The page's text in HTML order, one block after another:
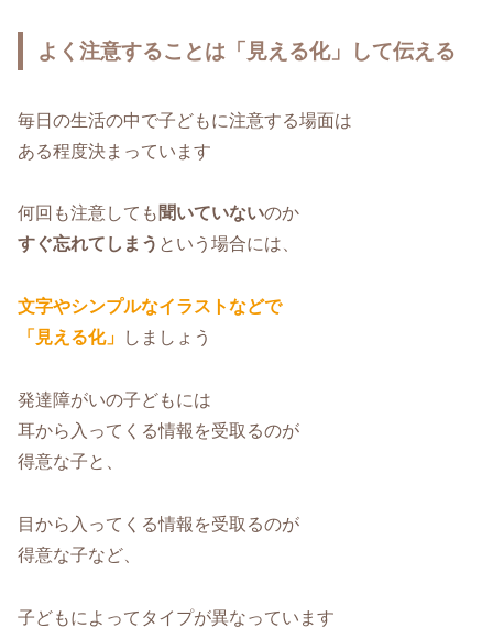
よく注意することは「見える化」して伝える
毎日の生活の中で子どもに注意する場面は
ある程度決まっています
何回も注意しても 聞いていないのか
すぐ忘れてしまう という場合には、
文字やシンプルなイラストなどで
「見える化」
しましょう
発達障がいの子どもには
耳から入ってくる情報を受取るのが
得意な子と、
目から入ってくる情報を受取るのが
得意な子など、
子どもによってタイプが異なっています